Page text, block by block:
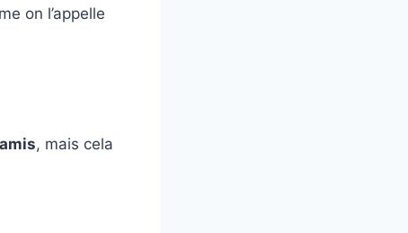
on l’appelle
, mais cela